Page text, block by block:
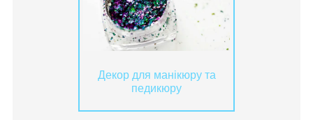
Декор для манікюру та
педикюру